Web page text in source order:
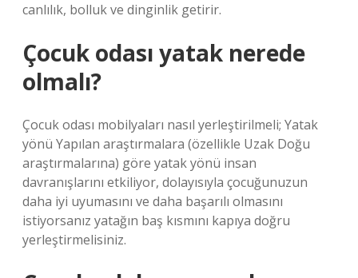
canlılık, bolluk ve dinginlik getirir.
Çocuk odası yatak nerede
olmalı?
Çocuk odası mobilyaları nasıl yerleştirilmeli; Yatak
yönü Yapılan araştırmalara (özellikle Uzak Doğu
araştırmalarına) göre yatak yönü insan
davranışlarını etkiliyor, dolayısıyla çocuğunuzun
daha iyi uyumasını ve daha başarılı olmasını
istiyorsanız yatağın baş kısmını kapıya doğru
yerleştirmelisiniz.